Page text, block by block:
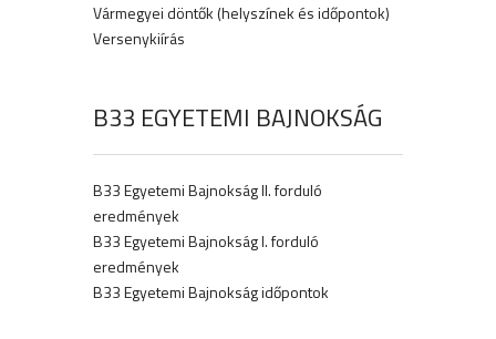
Vármegyei döntők (helyszínek és időpontok)
Versenykiírás
B33 EGYETEMI BAJNOKSÁG
B33 Egyetemi Bajnokság II. forduló
eredmények
B33 Egyetemi Bajnokság I. forduló
eredmények
B33 Egyetemi Bajnokság időpontok